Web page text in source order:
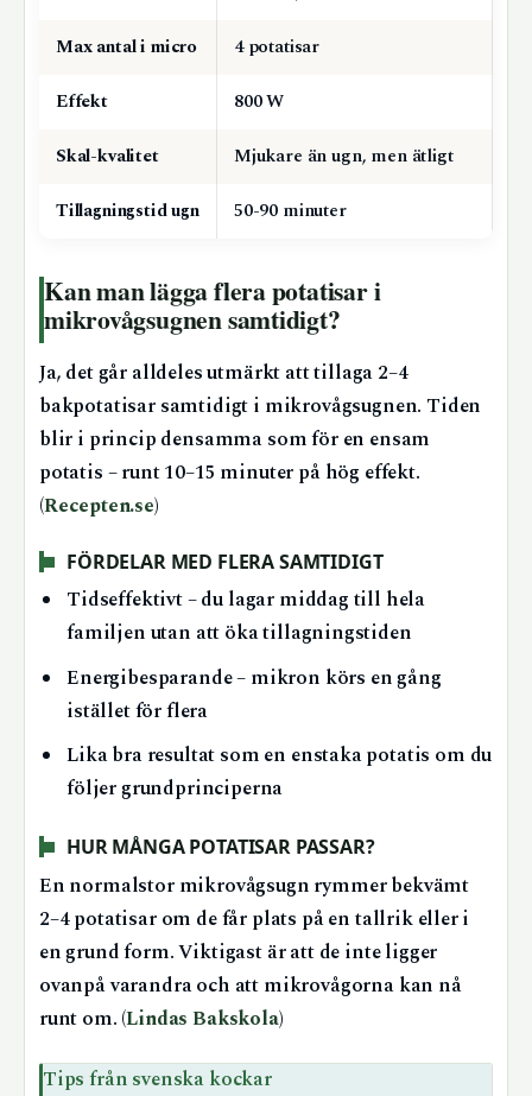
Max antal i micro
4 potatisar
Effekt
800 W
Skal-kvalitet
Mjukare än ugn, men ätligt
Tillagningstid ugn
50-90 minuter
Kan man lägga flera potatisar i
mikrovågsugnen samtidigt?
Ja, det går alldeles utmärkt att tillaga 2–4
bakpotatisar samtidigt i mikrovågsugnen. Tiden
blir i princip densamma som för en ensam
potatis – runt 10–15 minuter på hög effekt.
(Recepten.se)
FÖRDELAR MED FLERA SAMTIDIGT
Tidseffektivt – du lagar middag till hela
familjen utan att öka tillagningstiden
Energibesparande – mikron körs en gång
istället för flera
Lika bra resultat som en enstaka potatis om du
följer grundprinciperna
HUR MÅNGA POTATISAR PASSAR?
En normalstor mikrovågsugn rymmer bekvämt
2–4 potatisar om de får plats på en tallrik eller i
en grund form. Viktigast är att de inte ligger
ovanpå varandra och att mikrovågorna kan nå
runt om. (Lindas Bakskola)
Tips från svenska kockar